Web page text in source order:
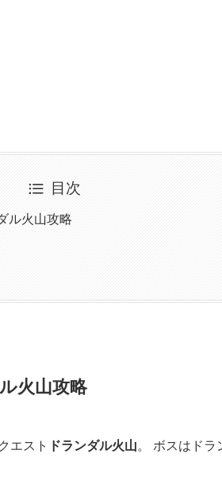
目次
ル火山攻略
火山攻略
クエスト ドランダル火山。 ボスはドラ